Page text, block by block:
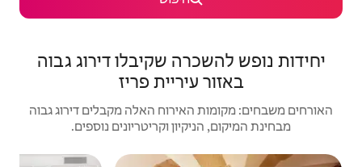
שקיבלו דירוג גבוה
האלה מקבלים דירוג גבוה
וקריטריונים נוספים.